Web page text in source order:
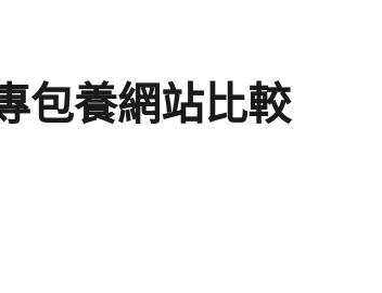
包養網站比較